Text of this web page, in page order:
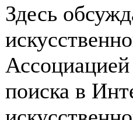
Здесь
поиска в